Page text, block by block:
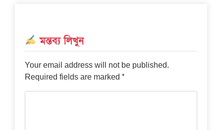
মন্তব্য লিখুন
Your email address will not be published.
Required fields are marked *